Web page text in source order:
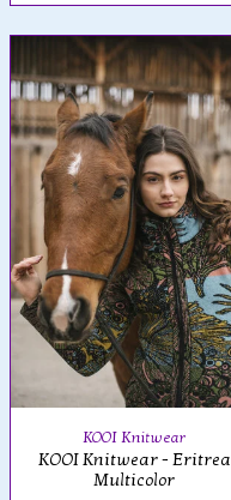
KOOI Knitwear
KOOI Knitwear - Eritrea
Multicolor